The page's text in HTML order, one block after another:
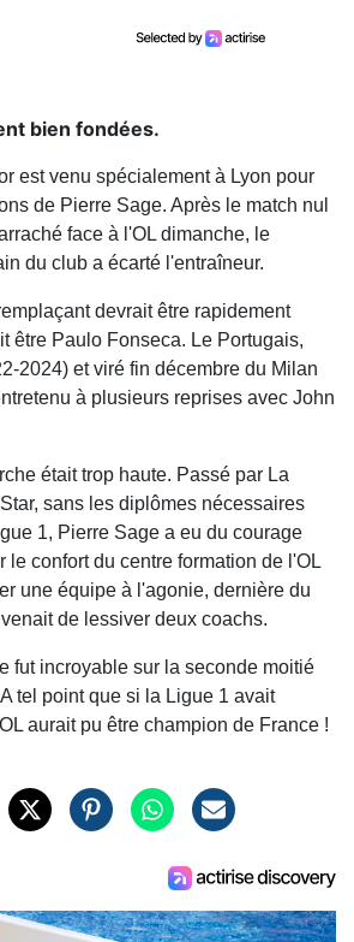
bien fondées.
est venu spécialement à Lyon pour
de Pierre Sage. Après le match nul
face à l'OL dimanche, le
du club a écarté l'entraîneur.
devrait être rapidement
être Paulo Fonseca. Le Portugais,
2024) et viré fin décembre du Milan
à plusieurs reprises avec John
était trop haute. Passé par La
sans les diplômes nécessaires
1, Pierre Sage a eu du courage
le confort du centre formation de l'OL
une équipe à l'agonie, dernière du
de lessiver deux coachs.
fut incroyable sur la seconde moitié
tel point que si la Ligue 1 avait
aurait pu être champion de France !